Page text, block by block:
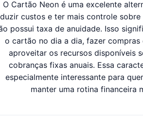
O Cartão Neon é uma excelente
custos e ter mais controle
possui taxa de anuidade. Isso
o cartão no dia a dia, fazer compras
aproveitar os recursos disponíveis
cobranças fixas anuais. Essa
especialmente interessante para
manter uma rotina financeira